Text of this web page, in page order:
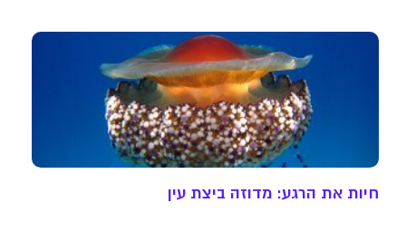
חיות את הרגע: מדוזה ביצת עין